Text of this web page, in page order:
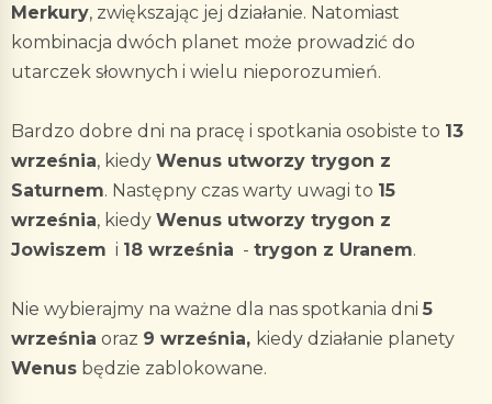
Merkury, zwiększając jej działanie. Natomiast
kombinacja dwóch planet może prowadzić do
utarczek słownych i wielu nieporozumień.
Bardzo dobre dni na pracę i spotkania osobiste to 13
września, kiedy Wenus utworzy trygon z
Saturnem. Następny czas warty uwagi to 15
września, kiedy Wenus utworzy trygon z
Jowiszem i 18 września - trygon z Uranem.
Nie wybierajmy na ważne dla nas spotkania dni 5
września oraz 9 września, kiedy działanie planety
Wenus będzie zablokowane.